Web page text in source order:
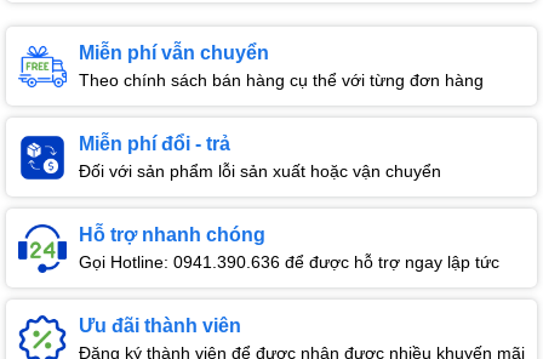
Miễn phí vẫn chuyển
Theo chính sách bán hàng cụ thể với từng đơn hàng
Miễn phí đổi - trả
Đối với sản phẩm lỗi sản xuất hoặc vận chuyển
Hỗ trợ nhanh chóng
Gọi Hotline: 0941.390.636 để được hỗ trợ ngay lập tức
Ưu đãi thành viên
Đăng ký thành viên để được nhận được nhiều khuyến mãi